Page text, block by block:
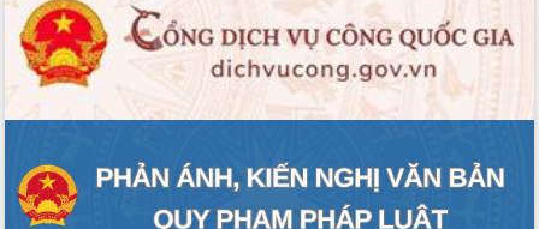
VĂN BẢN HĐND TỈNH
ĐIỂM TIN VĂN BẢN